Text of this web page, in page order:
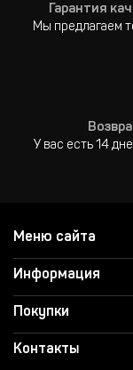
Гарантия
Мы предлагаем
У вас есть 14
Меню сайта
Информация
Покупки
Контакты